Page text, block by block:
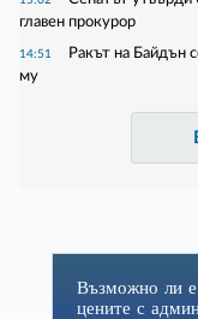
главен прокурор
14:51
Ракът на Байдън
му